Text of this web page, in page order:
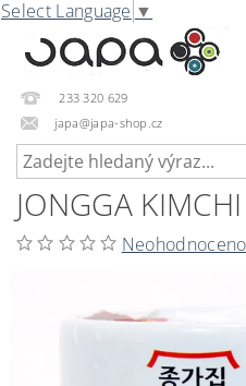
Select Language ▼
233 320 629
japa@japa-shop.cz
JONGGA
Neohodnoceno